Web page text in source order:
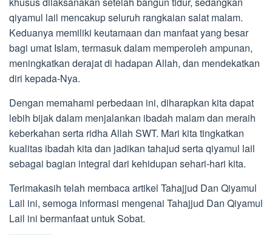
qiyamul lail mencakup seluruh rangkaian salat malam.
Keduanya memiliki keutamaan dan manfaat yang besar
bagi umat Islam, termasuk dalam memperoleh ampunan,
meningkatkan derajat di hadapan Allah, dan mendekatkan
diri kepada-Nya.
Dengan memahami perbedaan ini, diharapkan kita dapat
lebih bijak dalam menjalankan ibadah malam dan meraih
keberkahan serta ridha Allah SWT. Mari kita tingkatkan
kualitas ibadah kita dan jadikan tahajud serta qiyamul lail
sebagai bagian integral dari kehidupan sehari-hari kita.
Terimakasih telah membaca artikel Tahajjud Dan Qiyamul
Lail ini, semoga informasi mengenai Tahajjud Dan Qiyamul
Lail ini bermanfaat untuk Sobat.